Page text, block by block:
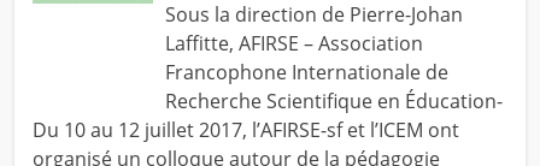
Sous la direction de Pierre-Johan
Laffitte, AFIRSE – Association
Francophone Internationale de
Recherche Scientifique en Éducation-
Du 10 au 12 juillet 2017, l’AFIRSE-sf et l’ICEM ont
organisé un colloque autour de la pédagogie